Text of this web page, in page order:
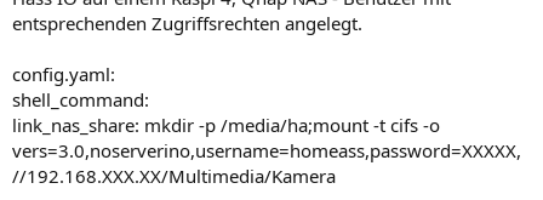
entsprechenden Zugriffsrechten angelegt.
config.yaml:
shell_command:
link_nas_share: mkdir -p /media/ha;mount -t cifs -o
vers=3.0,noserverino,username=homeass,password=XXXXX,
//192.168.XXX.XX/Multimedia/Kamera